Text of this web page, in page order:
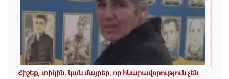
Հիշեք, տիկին․ կան մայրեր, որ հնարավորություն չեն